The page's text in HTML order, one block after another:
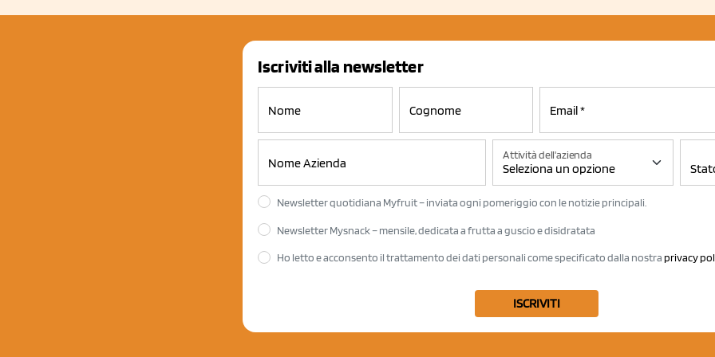
Iscriviti alla newsletter
Attività dell'azienda
Newsletter quotidiana Myfruit – inviata ogni pomeriggio con le notizie principali.
Newsletter Mysnack – mensile, dedicata a frutta a guscio e disidratata
Ho letto e acconsento il trattamento dei dati personali come specificato dalla nostra privacy
ISCRIVITI